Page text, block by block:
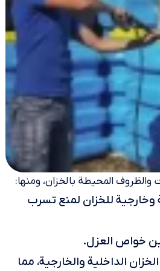
المحيطة بالخزان، ومنها:
للخزان لمنع تسرب
خواص العزل.
الداخلية والخارجية، مما